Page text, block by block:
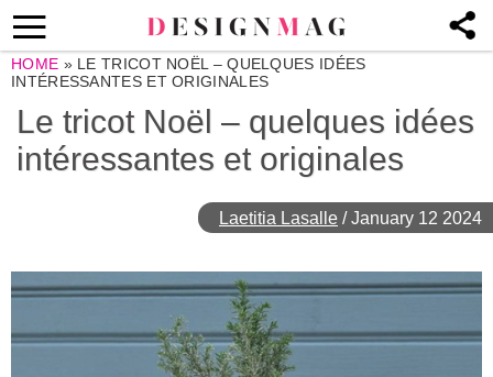
HOME » LE TRICOT NOËL – QUELQUES IDÉES
INTÉRESSANTES ET ORIGINALES
Le tricot Noël – quelques idées
intéressantes et originales
Laetitia Lasalle /January 12 2024